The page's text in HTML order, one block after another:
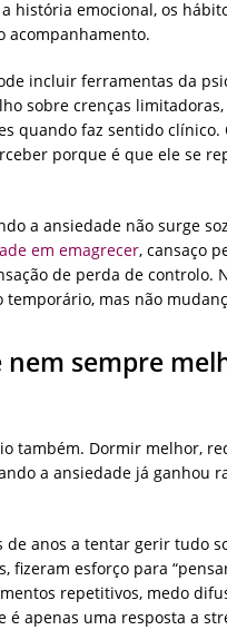
história emocional, os
acompanhamento.
incluir ferramentas da
sobre crenças
quando faz sentido clínico.
porque é que ele se
a ansiedade não surge
em emagrecer, cansaço
de perda de controlo.
mas não
nem sempre
também. Dormir melhor,
a ansiedade já ganhou
anos a tentar gerir tudo
fizeram esforço para
repetitivos, medo
apenas uma resposta a